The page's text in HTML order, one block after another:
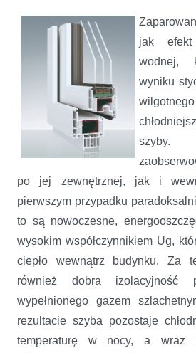
jak efekt
wodnej,
wyniku
po jej zewnętrznej, jak i
pierwszym przypadku
to są nowoczesne,
wysokim współczynnikiem Ug,
ciepło wewnątrz budynku. Za
również dobra izolacyjność
wypełnionego gazem
rezultacie szyba pozostaje
temperaturę w nocy, a wraz